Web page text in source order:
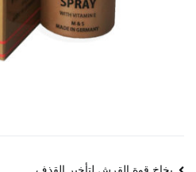
بخاخ قوة القرش لتأخير القذف